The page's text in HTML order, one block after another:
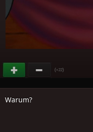
(+22)
Warum?